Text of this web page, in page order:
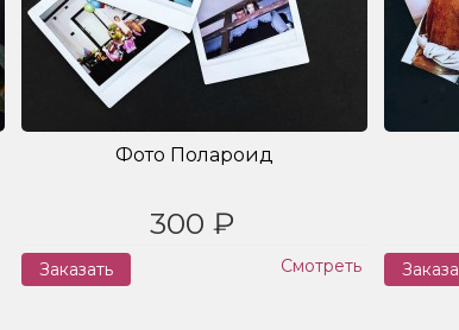
Фото Полароид
300 ₽
Заказать Смотреть